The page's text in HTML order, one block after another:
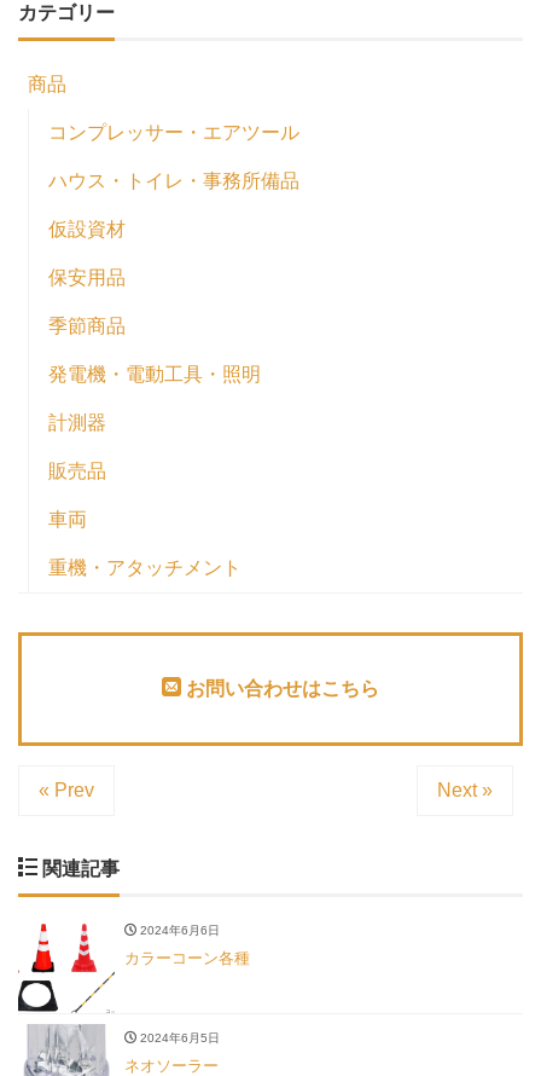
カテゴリー
商品
コンプレッサー・エアツール
ハウス・トイレ・事務所備品
仮設資材
保安用品
季節商品
発電機・電動工具・照明
計測器
販売品
車両
重機・アタッチメント
お問い合わせはこちら
« Prev Next »
関連記事
2024年6月6日
カラーコーン各種
2024年6月5日
ネオソーラー